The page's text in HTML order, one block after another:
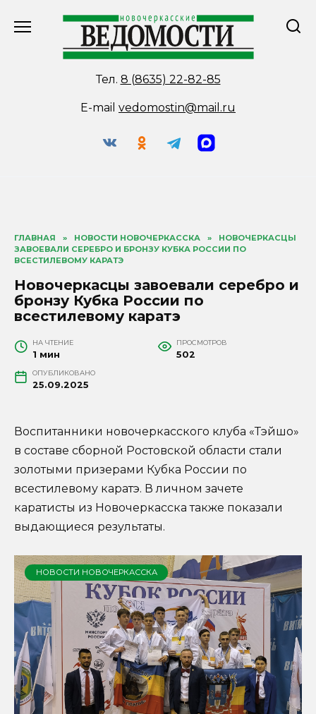
Тел. 8 (8635) 22-82-85
E-mail vedomostin@mail.ru
ГЛАВНАЯ » НОВОСТИ НОВОЧЕРКАССКА »
НОВОЧЕРКАСЦЫ
ЗАВОЕВАЛИ СЕРЕБРО И БРОНЗУ КУБКА РОССИИ ПО
ВСЕСТИЛЕВОМУ КАРАТЭ
Новочеркасцы завоевали серебро и
бронзу Кубка России по
всестилевому каратэ
НА ЧТЕНИЕ
1 мин
ПРОСМОТРОВ
502
ОПУБЛИКОВАНО
25.09.2025
Воспитанники новочеркасского клуба «Тэйшо»
в составе сборной Ростовской области стали
золотыми призерами Кубка России по
всестилевому каратэ. В личном зачете
каратисты из Новочеркасска также показали
выдающиеся результаты.
НОВОСТИ НОВОЧЕРКАССКА